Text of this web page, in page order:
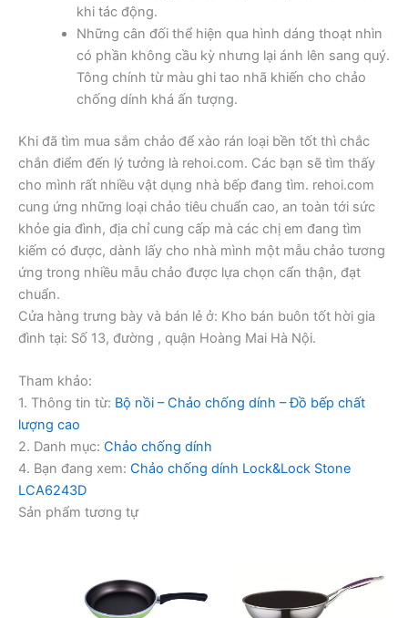
khi tác động.
Những cân đối thể hiện qua hình dáng thoạt nhìn
có phần không cầu kỳ nhưng lại ánh lên sang quý.
Tông chính từ màu ghi tao nhã khiến cho chảo
chống dính khá ấn tượng.
Khi đã tìm mua sắm chảo để xào rán loại bền tốt thì chắc
chắn điểm đến lý tưởng là rehoi.com. Các bạn sẽ tìm thấy
cho mình rất nhiều vật dụng nhà bếp đang tìm. rehoi.com
cung ứng những loại chảo tiêu chuẩn cao, an toàn tới sức
khỏe gia đình, địa chỉ cung cấp mà các chị em đang tìm
kiếm có được, dành lấy cho nhà mình một mẫu chảo tương
ứng trong nhiều mẫu chảo được lựa chọn cẩn thận, đạt
chuẩn.
Cửa hàng trưng bày và bán lẻ ở: Kho bán buôn tốt hời gia
đình tại: Số 13, đường , quận Hoàng Mai Hà Nội.
Tham khảo:
1. Thông tin từ: Bộ nồi – Chảo chống dính – Đồ bếp chất
lượng cao
2. Danh mục: Chảo chống dính
4. Bạn đang xem: Chảo chống dính Lock&Lock Stone
LCA6243D
Sản phẩm tương tự